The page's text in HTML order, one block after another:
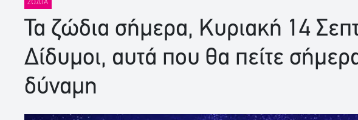
ΖΏΔΙΑ
Τα ζώδια σήμερα, Κυριακή 14
Δίδυμοι, αυτά που θα πείτε
δύναμη